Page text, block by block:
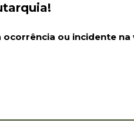
ocorrência ou incidente